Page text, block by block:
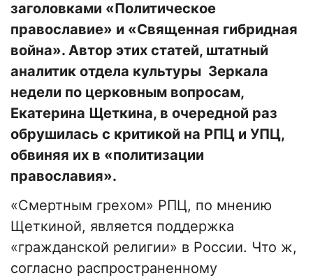
заголовками «Политическое
православие» и «Священная гибридная
война». Автор этих статей, штатный
аналитик отдела культуры Зеркала
недели по церковным вопросам,
Екатерина Щеткина, в очередной раз
обрушилась с критикой на РПЦ и УПЦ,
обвиняя их в «политизации
православия».
«Смертным грехом» РПЦ, по мнению
Щеткиной, является поддержка
«гражданской религии» в России. Что ж,
согласно распространенному